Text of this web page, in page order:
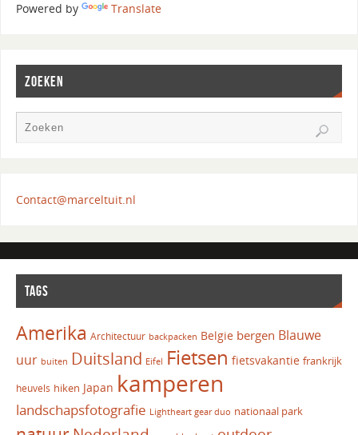
Powered by Translate
ZOEKEN
Contact@marceltuit.nl
TAGS
Amerika Architectuur backpacken Belgie bergen Blauwe
uur buiten Duitsland Eifel Fietsen fietsvakantie frankrijk
heuvels hiken Japan kamperen
landschapsfotografie Lightheart gear duo nationaal park